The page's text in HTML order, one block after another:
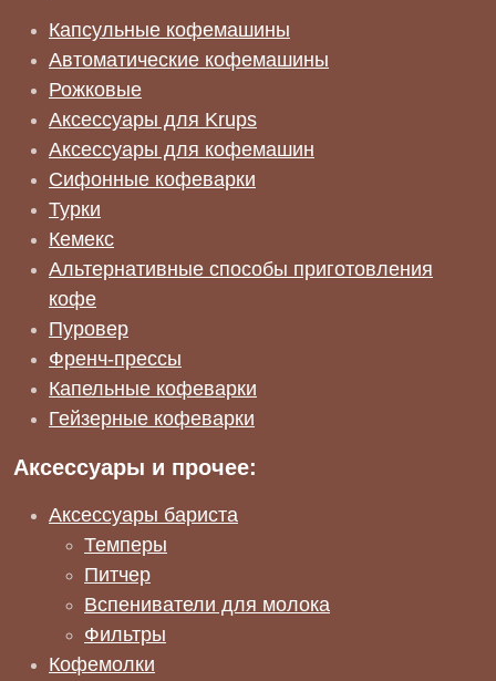
Капсульные кофемашины
Автоматические кофемашины
Рожковые
Аксессуары для Krups
Аксессуары для кофемашин
Сифонные кофеварки
Турки
Кемекс
Альтернативные способы приготовления
кофе
Пуровер
Френч-прессы
Капельные кофеварки
Гейзерные кофеварки
Аксессуары и прочее:
Аксессуары бариста
Темперы
Питчер
Вспениватели для молока
Фильтры
Кофемолки